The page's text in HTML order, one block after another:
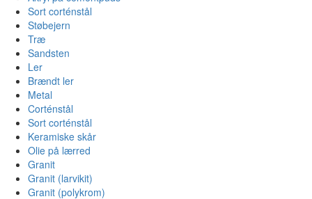
Sort corténstål
Støbejern
Træ
Sandsten
Ler
Brændt ler
Metal
Corténstål
Sort corténstål
Keramiske skår
Olie på lærred
Granit
Granit (larvikit)
Granit (polykrom)